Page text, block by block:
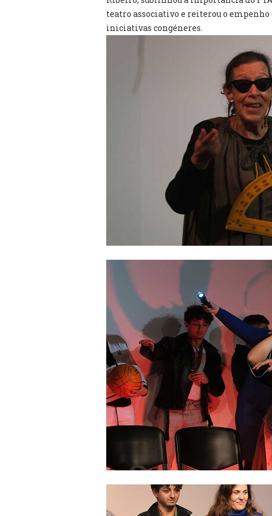
teatro associativo e reiterou o
iniciativas congéneres.